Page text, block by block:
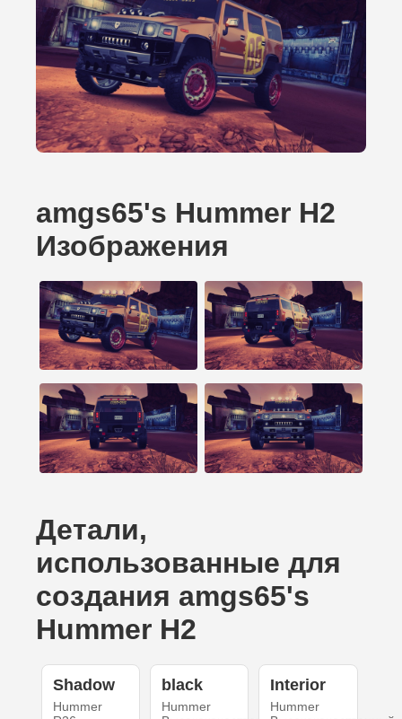
amgs65's Hummer H2
Изображения
Детали,
использованные для
создания amgs65's
Hummer H2
Shadow
Hummer
black
Hummer
Interior
Hummer